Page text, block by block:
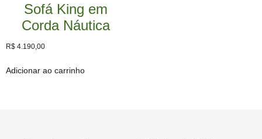
Sofá King em
Corda Náutica
R$ 4.190,00
Adicionar ao carrinho